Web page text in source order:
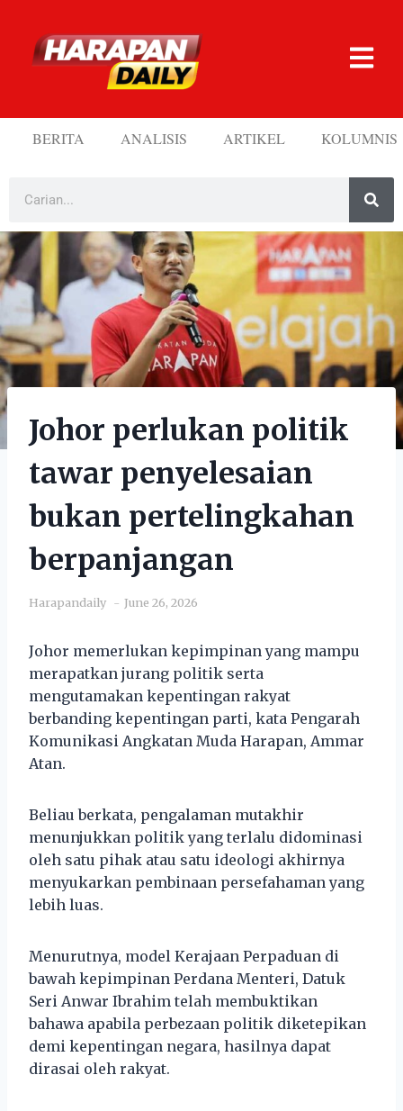
BERITA ANALISIS ARTIKEL KOLUMNIS
Johor perlukan politik
tawar penyelesaian
bukan pertelingkahan
berpanjangan
Harapandaily June 26, 2026
Johor memerlukan kepimpinan yang mampu
merapatkan jurang politik serta
mengutamakan kepentingan rakyat
berbanding kepentingan parti, kata Pengarah
Komunikasi Angkatan Muda Harapan, Ammar
Atan.
Beliau berkata, pengalaman mutakhir
menunjukkan politik yang terlalu didominasi
oleh satu pihak atau satu ideologi akhirnya
menyukarkan pembinaan persefahaman yang
lebih luas.
Menurutnya, model Kerajaan Perpaduan di
bawah kepimpinan Perdana Menteri, Datuk
Seri Anwar Ibrahim telah membuktikan
bahawa apabila perbezaan politik diketepikan
demi kepentingan negara, hasilnya dapat
dirasai oleh rakyat.